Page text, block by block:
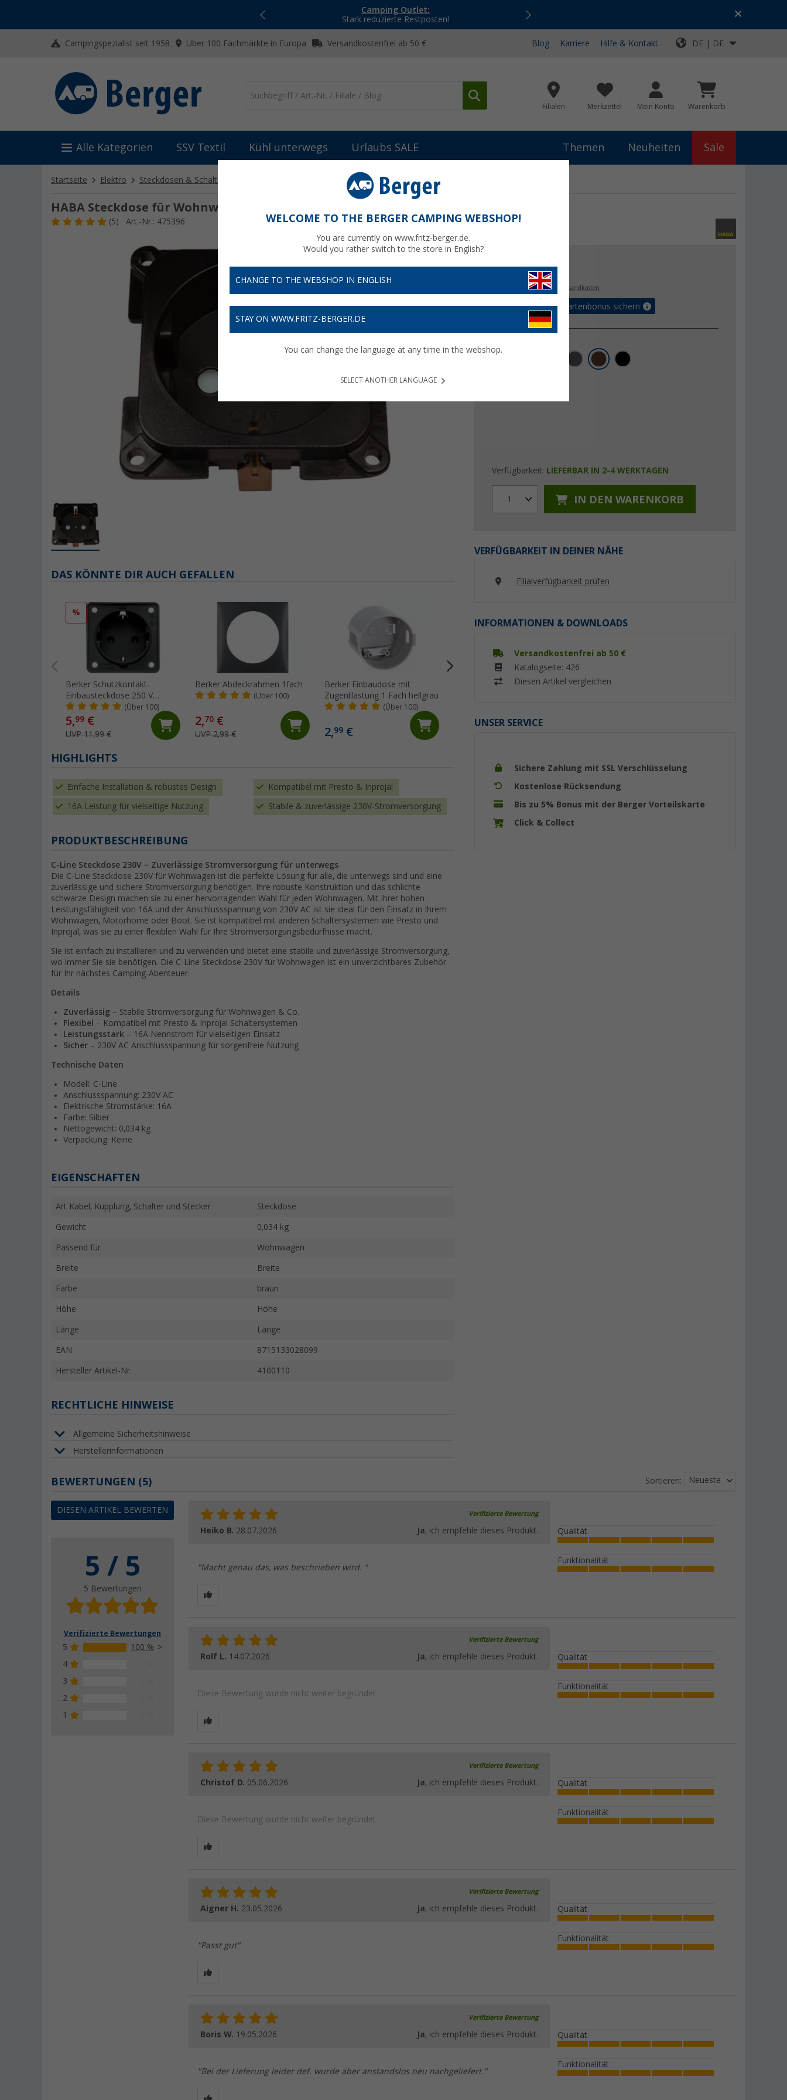
Camping Outlet:
Stark reduzierte Restposten!
Top-Deals für dein Abenteuer!
Campingspezialist seit 1958 Über 100 Fachmärkte in Europa Versandkostenfrei ab 50 € Blog Karriere Hilfe & Kontakt DE | DE
Filialen Merkzettel Mein Konto Warenkorb
Alle Kategorien SSV Textil Kühl unterwegs Urlaubs SALE Themen Neuheiten Sale
Startseite Elektro Steckdosen & Schalter HABA Steckdose für Wohnwagen C-Line 230 V
HABA Steckdose für Wohnwagen C-Line 230 V braun
(5) Art.-Nr.: 475396
5, €
Preise inkl. MwSt.,zzgl. Versandkosten
Bis zu 5% Vorteilskartenbonus sichern
Verfügbarkeit: LIEFERBAR IN 2-4 WERKTAGEN
1 IN DEN WARENKORB
VERFÜGBARKEIT IN DEINER NÄHE
Filialverfügbarkeit prüfen
INFORMATIONEN & DOWNLOADS
Versandkostenfrei ab 50 €
Katalogseite: 426
Diesen Artikel vergleichen
UNSER SERVICE
Sichere Zahlung mit SSL Verschlüsselung
Kostenlose Rücksendung
Bis zu 5% Bonus mit der Berger Vorteilskarte
Click & Collect
DAS KÖNNTE DIR AUCH GEFALLEN
%
Berker Schutzkontakt-
Einbausteckdose 250 V
anthrazit
(Über 100)
5,99 €
UVP 11,99 €
Berker Abdeckrahmen 1fach
(Über 100)
2,70 €
UVP 2,99 €
Berker Einbaudose mit
Zugentlastung 1 Fach hellgrau
(Über 100)
2,99 €
Berker Abdeckrahmen mit
€
Haba Abdeckrahmen 1-fach
HIGHLIGHTS
Einfache Installation & robustes Design Kompatibel mit Presto & Inprojal
16A Leistung für vielseitige Nutzung Stabile & zuverlässige 230V-Stromversorgung
PRODUKTBESCHREIBUNG
C-Line Steckdose 230V – Zuverlässige Stromversorgung für unterwegs
Die C-Line Steckdose 230V für Wohnwagen ist die perfekte Lösung für alle, die unterwegs sind und eine
zuverlässige und sichere Stromversorgung benötigen. Ihre robuste Konstruktion und das schlichte
schwarze Design machen sie zu einer hervorragenden Wahl für jeden Wohnwagen. Mit ihrer hohen
Leistungsfähigkeit von 16A und der Anschlussspannung von 230V AC ist sie ideal für den Einsatz in Ihrem
Wohnwagen, Motorhome oder Boot. Sie ist kompatibel mit anderen Schaltersystemen wie Presto und
Inprojal, was sie zu einer flexiblen Wahl für Ihre Stromversorgungsbedürfnisse macht.
Sie ist einfach zu installieren und zu verwenden und bietet eine stabile und zuverlässige Stromversorgung,
wo immer Sie sie benötigen. Die C-Line Steckdose 230V für Wohnwagen ist ein unverzichtbares Zubehör
für Ihr nächstes Camping-Abenteuer.
Details
Zuverlässig – Stabile Stromversorgung für Wohnwagen & Co.
Flexibel – Kompatibel mit Presto & Inprojal Schaltersystemen
Leistungsstark – 16A Nennstrom für vielseitigen Einsatz
Sicher – 230V AC Anschlussspannung für sorgenfreie Nutzung
Technische Daten
Modell: C-Line
Anschlussspannung: 230V AC
Elektrische Stromstärke: 16A
Farbe: Silber
Nettogewicht: 0,034 kg
Verpackung: Keine
EIGENSCHAFTEN
Art Kabel, Kupplung, Schalter und Stecker Steckdose
Gewicht 0,034 kg
Passend für Wohnwagen
Breite Breite
Farbe braun
Höhe Höhe
Länge Länge
EAN 8715133028099
Hersteller Artikel-Nr. 4100110
RECHTLICHE HINWEISE
Allgemeine Sicherheitshinweise
Herstellerinformationen
BEWERTUNGEN (5)
DIESEN ARTIKEL BEWERTEN
5 / 5
5 Bewertungen
Verifizierte Bewertungen
5
100 %
4
3
2
1
Sortieren: Neueste
Verifizierte Bewertung
Heiko B. 28.07.2026 Ja, ich empfehle dieses Produkt.
"Macht genau das, was beschrieben wird. "
Qualität
Funktionalität
Verifizierte Bewertung
Rolf L. 14.07.2026 Ja, ich empfehle dieses Produkt.
Diese Bewertung wurde nicht weiter begründet.
Qualität
Funktionalität
Verifizierte Bewertung
Christof D. 05.06.2026 Ja, ich empfehle dieses Produkt.
Diese Bewertung wurde nicht weiter begründet.
Qualität
Funktionalität
Verifizierte Bewertung
Aigner H. 23.05.2026 Ja, ich empfehle dieses Produkt.
"Passt gut"
Qualität
Funktionalität
Verifizierte Bewertung
Boris W. 19.05.2026 Ja, ich empfehle dieses Produkt.
"Bei der Lieferung leider def. wurde aber anstandslos neu nachgeliefert."
Qualität
Funktionalität
WELCOME TO THE BERGER CAMPING WEBSHOP!
You are currently on www.fritz-berger.de.
Would you rather switch to the store in English?
CHANGE TO THE WEBSHOP IN ENGLISH
STAY ON WWW.FRITZ-BERGER.DE
You can change the language at any time in the webshop.
SELECT ANOTHER LANGUAGE